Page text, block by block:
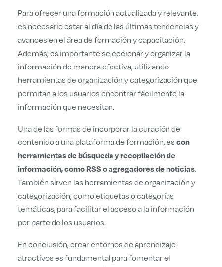
Para ofrecer una formación actualizada y relevante,
es necesario estar al día de las últimas tendencias y
avances en el área de formación y capacitación.
Además, es importante seleccionar y organizar la
información de manera efectiva, utilizando
herramientas de organización y categorización que
permitan a los usuarios encontrar fácilmente la
información que necesitan.
Una de las formas de incorporar la curación de
contenido a una plataforma de formación, es con
herramientas de búsqueda y recopilación de
información, como RSS o agregadores de noticias.
También sirven las herramientas de organización y
categorización, como etiquetas o categorías
temáticas, para facilitar el acceso a la información
por parte de los usuarios.
En conclusión, crear entornos de aprendizaje
atractivos es fundamental para fomentar el